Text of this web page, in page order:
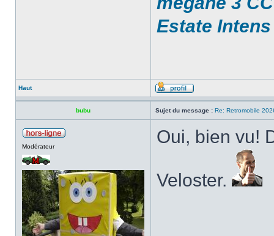
Estate
Haut
bubu Sujet du message : Re: Retromobile
Modérateur Oui, bien vu!
Veloster.